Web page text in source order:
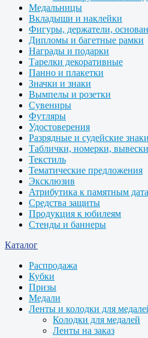
Медальницы
Вкладыши и наклейки
Фигуры, держатели,
Дипломы и багетные рамки
Награды и подарки
Тарелки декоративные
Панно и плакетки
Значки и знаки
Вымпелы и розетки
Сувениры
Футляры
Удостоверения
Разрядные и судейские
Таблички, номерки, вывески
Текстиль
Тематические предложения
Эксклюзив
Атрибутика к памятным
Средства защиты
Продукция к юбилеям
Стенды и баннеры
Каталог
Распродажа
Кубки
Призы
Медали
Ленты и колодки для
Колодки для медалей
Ленты на заказ